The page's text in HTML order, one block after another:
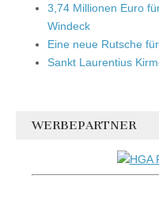
3,74 Millionen Euro
Windeck
Eine neue Rutsche
Sankt Laurentius
WERBEPARTNER